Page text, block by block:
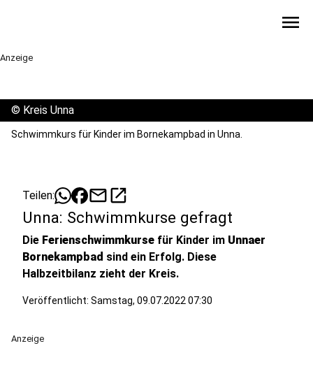
menu
Anzeige
© Kreis Unna
Schwimmkurs für Kinder im Bornekampbad in Unna.
Teilen: mailopen_in_new
Unna: Schwimmkurse gefragt
Die Ferienschwimmkurse für Kinder im Unnaer
Bornekampbad sind ein Erfolg. Diese
Halbzeitbilanz zieht der Kreis.
Veröffentlicht: Samstag, 09.07.2022 07:30
Anzeige